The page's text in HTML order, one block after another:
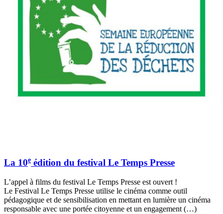
La 10e édition du festival Le Temps Presse
L’appel à films du festival Le Temps Presse est ouvert !
Le Festival Le Temps Presse utilise le cinéma comme outil
pédagogique et de sensibilisation en mettant en lumière un cinéma
responsable avec une portée citoyenne et un engagement (…)